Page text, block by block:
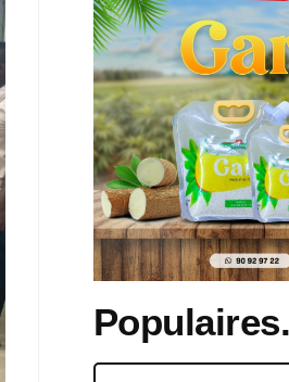
Populaires.